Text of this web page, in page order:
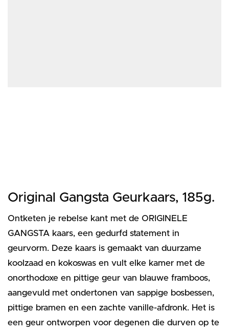
Original Gangsta Geurkaars, 185g.
Ontketen je rebelse kant met de ORIGINELE
GANGSTA kaars, een gedurfd statement in
geurvorm. Deze kaars is gemaakt van duurzame
koolzaad en kokoswas en vult elke kamer met de
onorthodoxe en pittige geur van blauwe framboos,
aangevuld met ondertonen van sappige bosbessen,
pittige bramen en een zachte vanille-afdronk. Het is
een geur ontworpen voor degenen die durven op te